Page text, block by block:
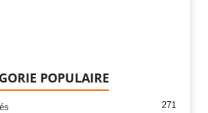
POPULAIRE
271